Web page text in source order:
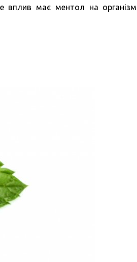
вплив має ментол на організм